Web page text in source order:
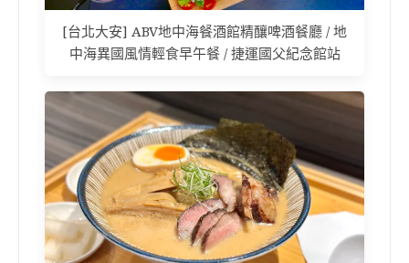
[台北大安] ABV地中海餐酒館精釀啤酒餐廳 / 地
中海異國風情輕食早午餐 / 捷運國父紀念館站